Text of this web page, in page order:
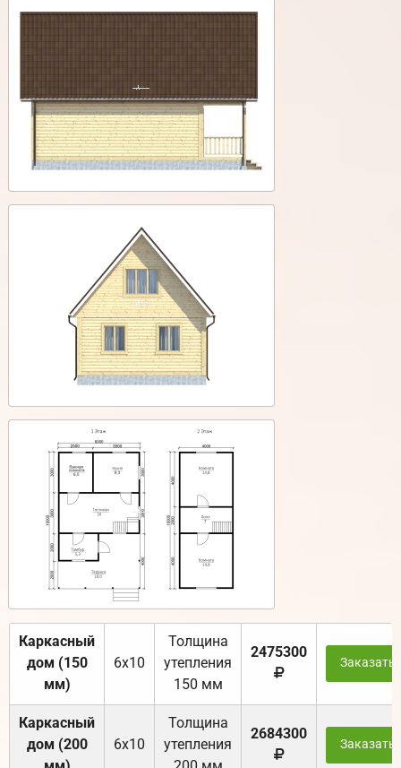
Каркасный
дом (150
мм)
6х10
Толщина
утепления
150 мм
2475300
Заказать
Каркасный
дом (200
6х10
Толщина
утепления
2684300
Заказать